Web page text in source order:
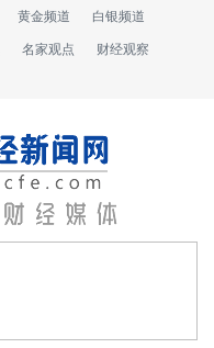
黄金频道 白银频道
名家观点 财经观察